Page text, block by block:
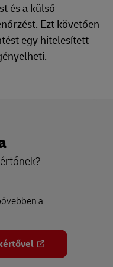
és a külső
Ezt követően
egy hitelesített
a